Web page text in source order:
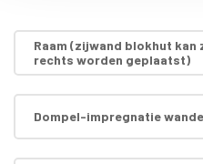
Raam (zijwand blokhut kan
rechts worden geplaatst)
Dompel-impregnatie